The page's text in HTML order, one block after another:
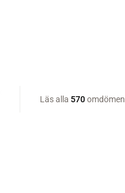
Läs alla 570omdömen